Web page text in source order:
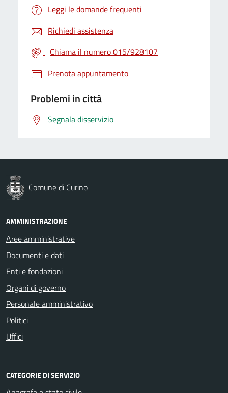
Leggi le domande frequenti
Richiedi assistenza
Chiama il numero 015/928107
Prenota appuntamento
Problemi in città
Segnala disservizio
Comune di Curino
AMMINISTRAZIONE
Aree amministrative
Documenti e dati
Enti e fondazioni
Organi di governo
Personale amministrativo
Politici
Uffici
CATEGORIE DI SERVIZIO